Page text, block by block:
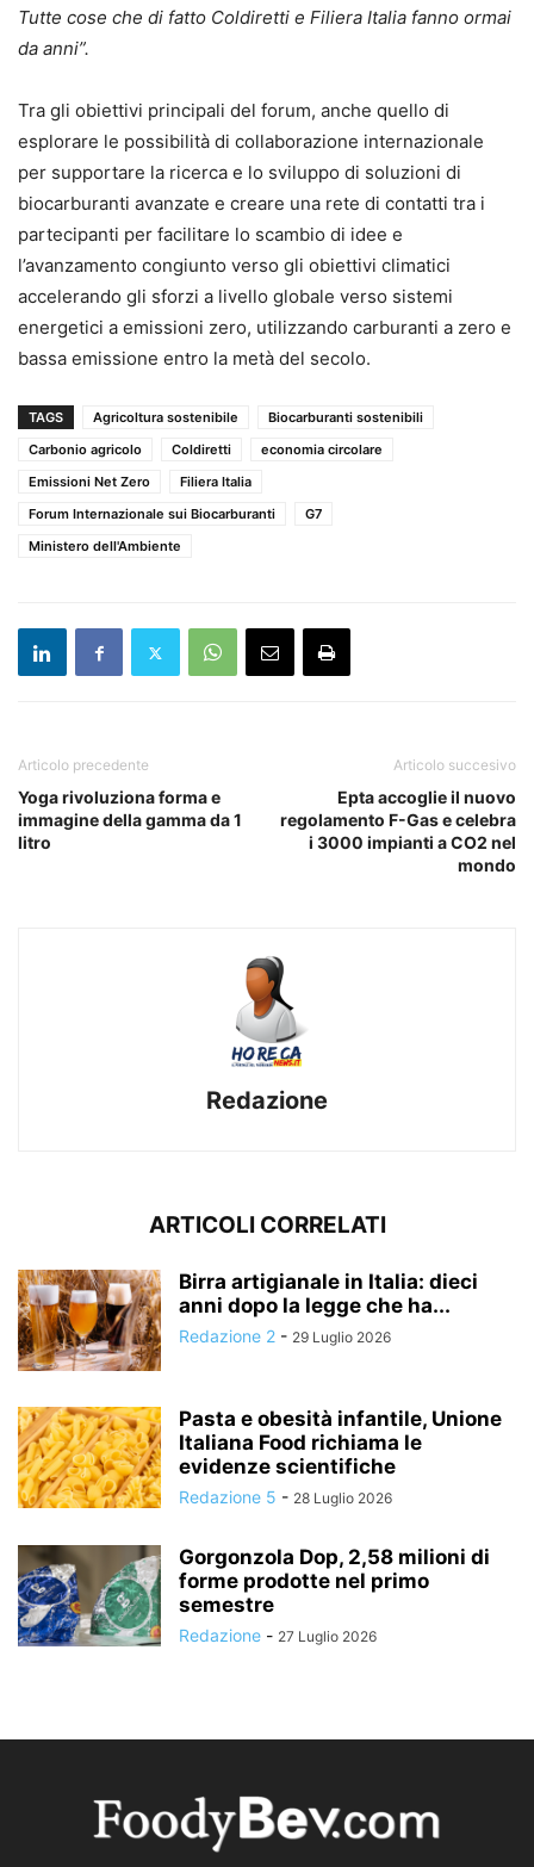
Tutte cose che di fatto Coldiretti e Filiera Italia fanno ormai
da anni”.
Tra gli obiettivi principali del forum, anche quello di
esplorare le possibilità di collaborazione internazionale
per supportare la ricerca e lo sviluppo di soluzioni di
biocarburanti avanzate e creare una rete di contatti tra i
partecipanti per facilitare lo scambio di idee e
l’avanzamento congiunto verso gli obiettivi climatici
accelerando gli sforzi a livello globale verso sistemi
energetici a emissioni zero, utilizzando carburanti a zero e
bassa emissione entro la metà del secolo.
TAGS Agricoltura sostenibile
Biocarburanti sostenibili
Carbonio agricolo
Coldiretti
economia circolare
Emissioni Net Zero
Filiera Italia
Forum Internazionale sui Biocarburanti
G7
Ministero dell'Ambiente
Articolo precedente
Yoga rivoluziona forma e
immagine della gamma da 1
litro
Articolo succesivo
Epta accoglie il nuovo
regolamento F-Gas e celebra
i 3000 impianti a CO2 nel
mondo
Redazione
ARTICOLI CORRELATI
Birra artigianale in Italia: dieci
anni dopo la legge che ha...
Redazione 2 - 29 Luglio 2026
Pasta e obesità infantile, Unione
Italiana Food richiama le
evidenze scientifiche
Redazione 5 - 28 Luglio 2026
Gorgonzola Dop, 2,58 milioni di
forme prodotte nel primo
semestre
Redazione - 27 Luglio 2026